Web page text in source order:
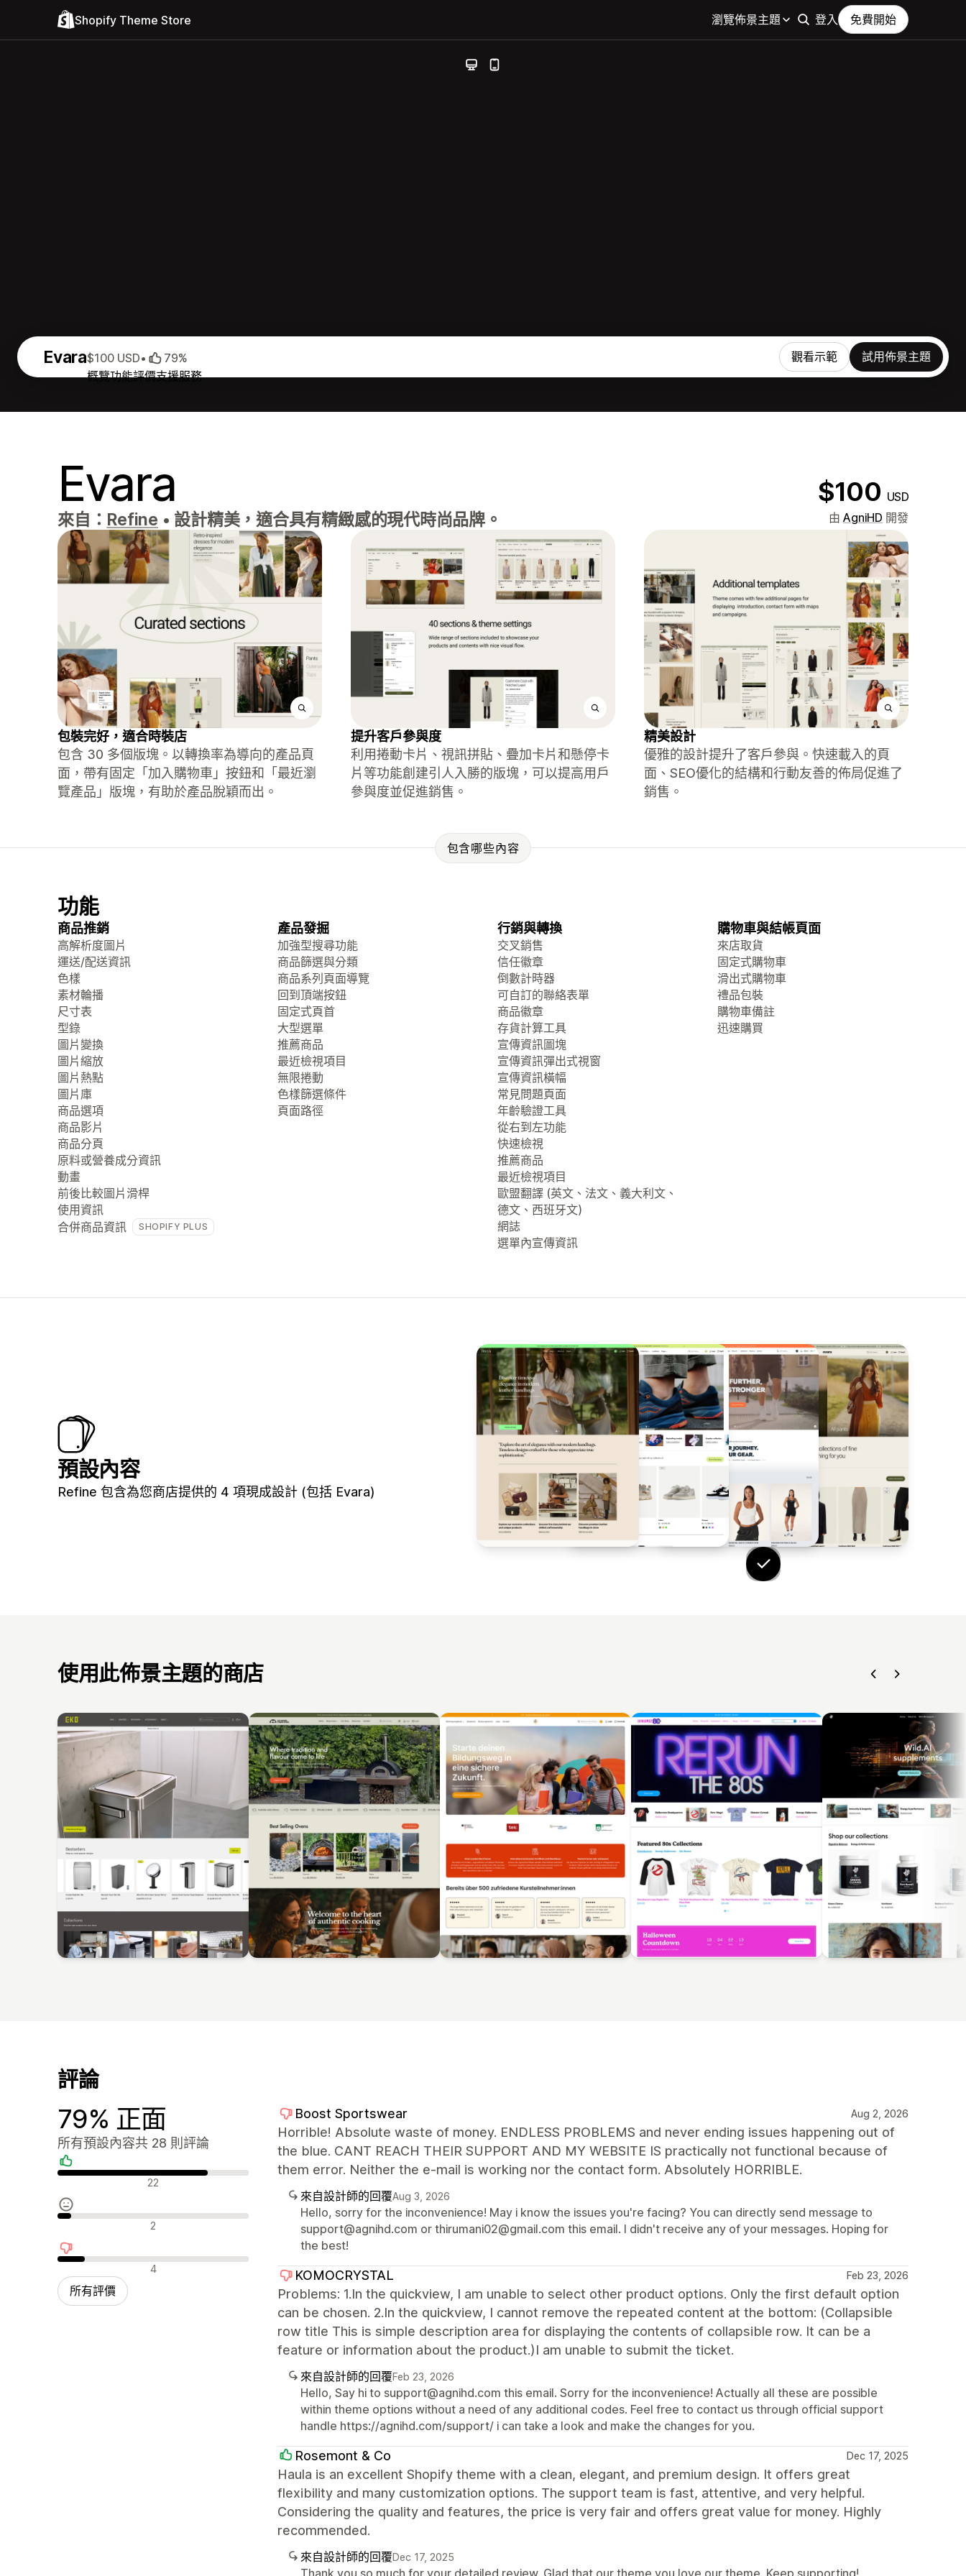
Shopify Theme Store 瀏覽佈景主題 登入 免費開始
Evara
概覽功能評價支援服務
$100 USD• 79% 觀看示範 試用佈景主題
Evara $100 USD
來自： Refine • 設計精美，適合具有精緻感的現代時尚品牌。 由 AgniHD 開發
包裝完好，適合時裝店
包含 30 多個版塊。以轉換率為導向的產品頁
面，帶有固定「加入購物車」按鈕和「最近瀏
覽產品」版塊，有助於產品脫穎而出。
提升客戶參與度
利用捲動卡片、視訊拼貼、疊加卡片和懸停卡
片等功能創建引人入勝的版塊，可以提高用戶
參與度並促進銷售。
精美設計
優雅的設計提升了客戶參與。快速載入的頁
面、SEO優化的結構和行動友善的佈局促進了
銷售。
包含哪些內容
功能
商品推銷
高解析度圖片
運送/配送資訊
色樣
素材輪播
尺寸表
型錄
圖片變換
圖片縮放
圖片熱點
圖片庫
商品選項
商品影片
商品分頁
原料或營養成分資訊
動畫
前後比較圖片滑桿
使用資訊
合併商品資訊
SHOPIFY PLUS
產品發掘
加強型搜尋功能
商品篩選與分類
商品系列頁面導覽
回到頂端按鈕
固定式頁首
大型選單
推薦商品
最近檢視項目
無限捲動
色樣篩選條件
頁面路徑
行銷與轉換
交叉銷售
信任徽章
倒數計時器
可自訂的聯絡表單
商品徽章
存貨計算工具
宣傳資訊圖塊
宣傳資訊彈出式視窗
宣傳資訊橫幅
常見問題頁面
年齡驗證工具
從右到左功能
快速檢視
推薦商品
最近檢視項目
歐盟翻譯 (英文、法文、義大利文、
德文、西班牙文)
網誌
選單內宣傳資訊
購物車與結帳頁面
來店取貨
固定式購物車
滑出式購物車
禮品包裝
購物車備註
迅速購買
預設內容
Refine 包含為您商店提供的 4 項現成設計 (包括 Evara)
使用此佈景主題的商店
評論
79% 正面
所有預設內容共 28 則評論
正面評論 22
中立評論 2
負面評論 4
所有評價
Boost Sportswear Aug 2, 2026
Horrible! Absolute waste of money. ENDLESS PROBLEMS and never ending issues happening out of
the blue. CANT REACH THEIR SUPPORT AND MY WEBSITE IS practically not functional because of
them error. Neither the e-mail is working nor the contact form. Absolutely HORRIBLE.
來自設計師的回覆Aug 3, 2026
Hello, sorry for the inconvenience! May i know the issues you're facing? You can directly send message to
support@agnihd.com or thirumani02@gmail.com this email. I didn't receive any of your messages. Hoping for
the best!
KOMOCRYSTAL Feb 23, 2026
Problems: 1.In the quickview, I am unable to select other product options. Only the first default option
can be chosen. 2.In the quickview, I cannot remove the repeated content at the bottom: (Collapsible
row title This is simple description area for displaying the contents of collapsible row. It can be a
feature or information about the product.)I am unable to submit the ticket.
來自設計師的回覆Feb 23, 2026
Hello, Say hi to support@agnihd.com this email. Sorry for the inconvenience! Actually all these are possible
within theme options without a need of any additional codes. Feel free to contact us through official support
handle https://agnihd.com/support/ i can take a look and make the changes for you.
Rosemont & Co Dec 17, 2025
Haula is an excellent Shopify theme with a clean, elegant, and premium design. It offers great
flexibility and many customization options. The support team is fast, attentive, and very helpful.
Considering the quality and features, the price is very fair and offers great value for money. Highly
recommended.
來自設計師的回覆Dec 17, 2025
Thank you so much for your detailed review. Glad that our theme you love our theme. Keep supporting!